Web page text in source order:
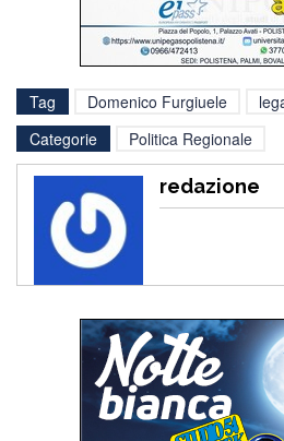
Tag Domenico Furgiuele
Categorie
Politica Regionale
redazione